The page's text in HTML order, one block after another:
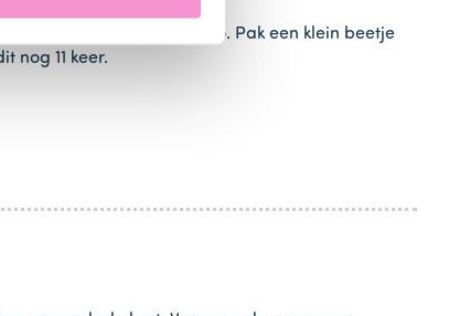
de hals van de flamingo. Pak een klein beetje
nog 11 keer.